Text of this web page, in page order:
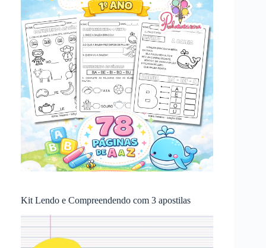
Kit Lendo e Compreendendo com 3 apostilas